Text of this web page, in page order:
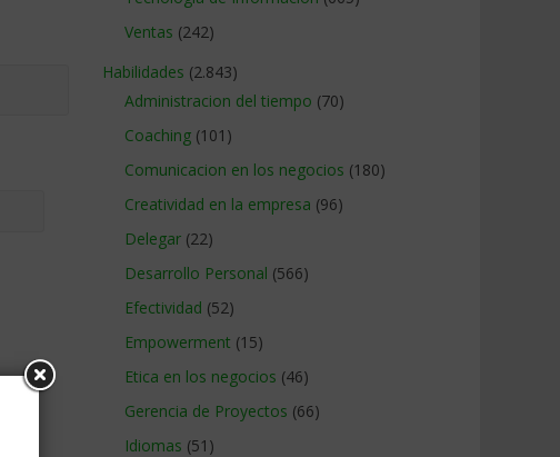
Ventas (242)
Habilidades (2.843)
Administracion del tiempo (70)
Coaching (101)
Comunicacion en los negocios (180)
Creatividad en la empresa (96)
Delegar (22)
Desarrollo Personal (566)
Efectividad (52)
Empowerment (15)
Etica en los negocios (46)
Gerencia de Proyectos (66)
Idiomas (51)